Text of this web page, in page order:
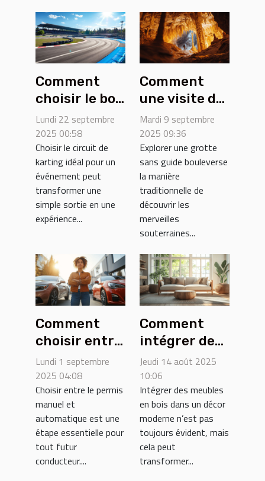
Comment
choisir le bon
circuit de
karting pour
votre
prochain
événement ?
Lundi 22 septembre
2025 00:58
Choisir le circuit de
karting idéal pour un
événement peut
transformer une
simple sortie en une
expérience...
Comment
une visite de
grotte sans
guide
enrichit-elle
votre
expérience ?
Mardi 9 septembre
2025 09:36
Explorer une grotte
sans guide bouleverse
la manière
traditionnelle de
découvrir les
merveilles
souterraines...
Comment
choisir entre
permis
manuel et
automatique
?
Lundi 1 septembre
2025 04:08
Choisir entre le permis
manuel et
automatique est une
étape essentielle pour
tout futur
conducteur....
Comment
intégrer des
meubles en
bois dans un
décor
moderne ?
Jeudi 14 août 2025
10:06
Intégrer des meubles
en bois dans un décor
moderne n’est pas
toujours évident, mais
cela peut
transformer...